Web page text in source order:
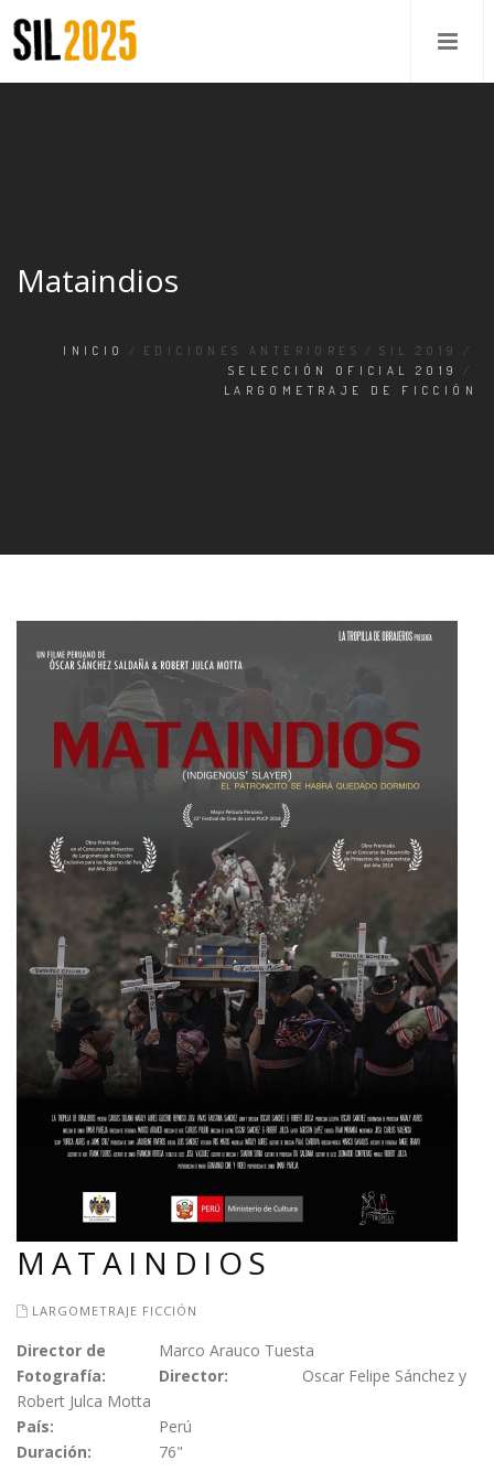
Mataindios
INICIO / EDICIONES ANTERIORES / SIL 2019
/
SELECCIÓN OFICIAL 2019
/
LARGOMETRAJE DE FICCIÓN
MATAINDIOS
LARGOMETRAJE FICCIÓN
Director de
Fotografía:
Marco Arauco Tuesta
Director:
Oscar Felipe Sánchez y
Robert Julca Motta
País:
Perú
Duración:
76"